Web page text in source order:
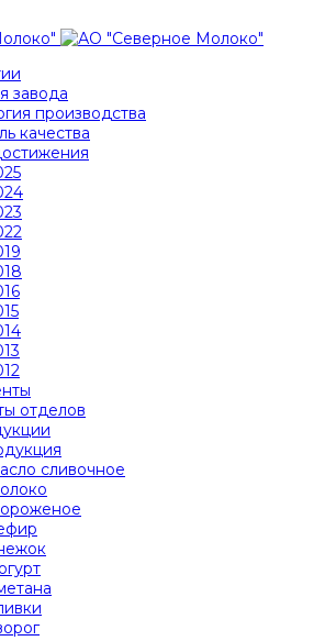
завода
производства
качества
отделов
сливочное